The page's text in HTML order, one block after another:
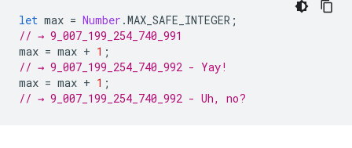
let max = Number .MAX_SAFE_INTEGER ;
// → 9_007_199_254_740_991
max = max + 1 ;
// → 9_007_199_254_740_992 - Yay!
max = max + 1 ;
// → 9_007_199_254_740_992 - Uh, no?